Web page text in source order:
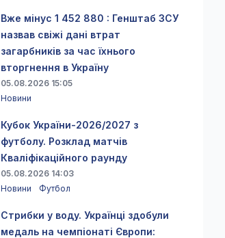
Вже мінус 1 452 880 : Генштаб ЗСУ
назвав свіжі дані втрат
загарбників за час їхнього
вторгнення в Україну
05.08.2026 15:05
Новини
Кубок України-2026/2027 з
футболу. Розклад матчів
Кваліфікаційного раунду
05.08.2026 14:03
Новини
Футбол
Стрибки у воду. Українці здобули
медаль на чемпіонаті Європи: